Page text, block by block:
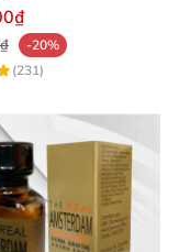
-20%
(231)